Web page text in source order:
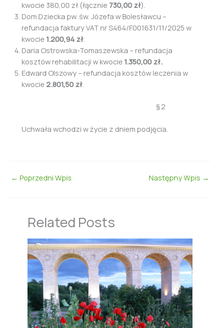
kwocie 380,00 zł (łącznie 730,00 zł).
Dom Dziecka pw. św. Józefa w Bolesławcu –
refundacja faktury VAT nr S464/F001631/11/2025 w
kwocie 1.200,94 zł
Daria Ostrowska-Tomaszewska – refundacja
kosztów rehabilitacji w kwocie 1.350,00 zł.
Edward Olszowy – refundacja kosztów leczenia w
kwocie 2.801,50 zł
§ 2
Uchwała wchodzi w życie z dniem podjęcia.
← Poprzedni Wpis Następny Wpis →
Related Posts